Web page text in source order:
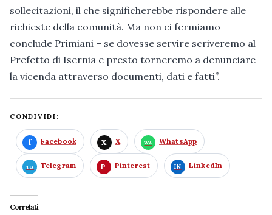
sollecitazioni, il che significherebbe rispondere alle
richieste della comunità. Ma non ci fermiamo
conclude Primiani – se dovesse servire scriveremo al
Prefetto di Isernia e presto torneremo a denunciare
la vicenda attraverso documenti, dati e fatti”.
CONDIVIDI:
Facebook X WhatsApp
Telegram Pinterest LinkedIn
Correlati